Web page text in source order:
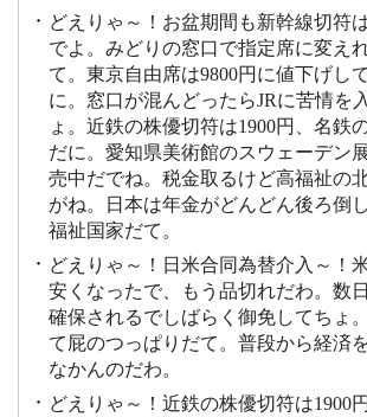
どえりゃ～！お盆期間も新幹線切符
でよ。みどりの窓口で指定席に変え
て。東京自由席は9800円に値下げし
に。窓口が混んどったらJRに苦情を
ょ。近鉄の株優切符は1900円、名鉄
だに。愛知県美術館のスウェーデン
売中だでね。税金取るけど高福祉の
がね。日本は年金がどんどん後ろ倒
福祉国家だて。
どえりゃ～！日米合同為替介入～！
安くなったで、もう品切れだわ。数
確保されるでしばらく御免してちょ
て屁のつっぱりだて。普段から経済
なかんのだわ。
どえりゃ～！近鉄の株優切符は1900